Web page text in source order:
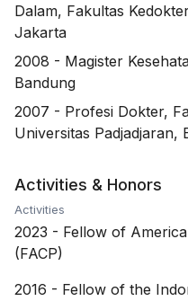
Dalam, Fakultas
Jakarta
2008 - Magister
Bandung
2007 - Profesi Dokter,
Universitas Padjadjaran,
Activities & Honors
Activities
2023 - Fellow of
(FACP)
2016 - Fellow of the